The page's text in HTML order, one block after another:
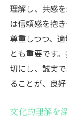
理解し、共感
は信頼感を抱
尊重しつつ、
とも重要です
切にし、誠実
ることが、良
文化的理解を